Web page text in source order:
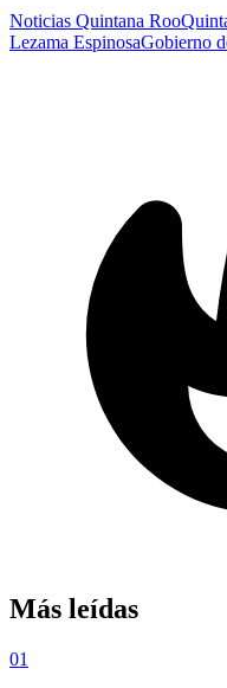
Noticias Quintana Roo
Lezama EspinosaGobierno
Más leídas
01